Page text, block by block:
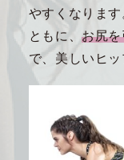
やすくなりま
ともに、お尻
で、美しいヒッ